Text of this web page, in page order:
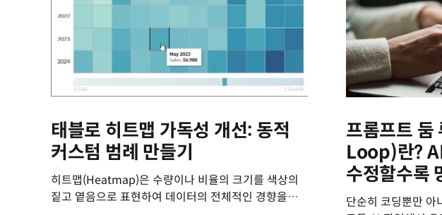
태블로 히트맵 가독성 개선: 동적
커스텀 범례 만들기
히트맵(Heatmap)은 수량이나 비율의 크기를 색상의
짙고 옅음으로 표현하여 데이터의 전체적인 경향을
프롬프트
Loop)란?
수정할수록
단순히 코딩뿐만 아